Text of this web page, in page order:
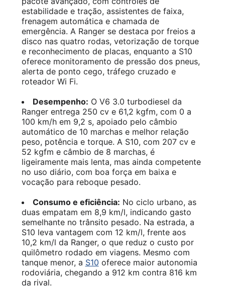
estabilidade e tração, assistentes de faixa,
frenagem automática e chamada de
emergência. A Ranger se destaca por freios a
disco nas quatro rodas, vetorização de torque
e reconhecimento de placas, enquanto a S10
oferece monitoramento de pressão dos pneus,
alerta de ponto cego, tráfego cruzado e
roteador Wi Fi.
Desempenho: O V6 3.0 turbodiesel da
Ranger entrega 250 cv e 61,2 kgfm, com 0 a
100 km/h em 9,2 s, apoiado pelo câmbio
automático de 10 marchas e melhor relação
peso, potência e torque. A S10, com 207 cv e
52 kgfm e câmbio de 8 marchas, é
ligeiramente mais lenta, mas ainda competente
no uso diário, com boa força em baixa e
vocação para reboque pesado.
Consumo e eficiência: No ciclo urbano, as
duas empatam em 8,9 km/l, indicando gasto
semelhante no trânsito pesado. Na estrada, a
S10 leva vantagem com 12 km/l, frente aos
10,2 km/l da Ranger, o que reduz o custo por
quilômetro rodado em viagens. Mesmo com
tanque menor, a S10 oferece maior autonomia
rodoviária, chegando a 912 km contra 816 km
da rival.